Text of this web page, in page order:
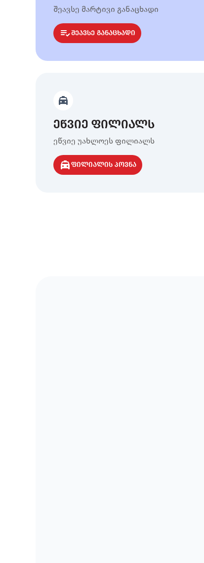
შეავსე მარტივი განაცხადი
შეავსე განაცხადი
ეწვიე ფილიალს
ეწვიე უახლოეს ფილიალს
ფილიალის პოვნა